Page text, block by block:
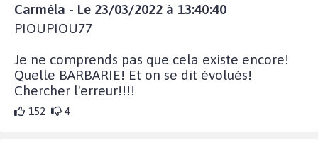
Carméla - Le 23/03/2022 à 13:40:40
PIOUPIOU77
Je ne comprends pas que cela existe encore!
Quelle BARBARIE! Et on se dit évolués!
Chercher l'erreur!!!!
152 4